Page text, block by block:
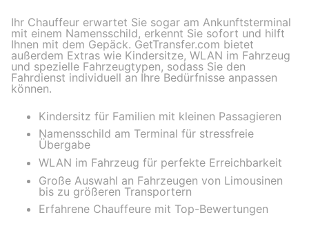
Ihr Chauffeur erwartet Sie sogar am Ankunftsterminal
mit einem Namensschild, erkennt Sie sofort und hilft
Ihnen mit dem Gepäck. GetTransfer.com bietet
außerdem Extras wie Kindersitze, WLAN im Fahrzeug
und spezielle Fahrzeugtypen, sodass Sie den
Fahrdienst individuell an Ihre Bedürfnisse anpassen
können.
Kindersitz für Familien mit kleinen Passagieren
Namensschild am Terminal für stressfreie
Übergabe
WLAN im Fahrzeug für perfekte Erreichbarkeit
Große Auswahl an Fahrzeugen von Limousinen
bis zu größeren Transportern
Erfahrene Chauffeure mit Top-Bewertungen